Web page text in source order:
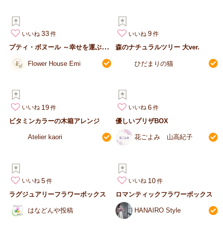
いいね 33
プ
ティ・ボヌール ～幸せを運ぶフラワーバトン～ ​
Flower House Emi
いいね 9
森のナチュラルツリー 大ver.
ひだまりの猫
いいね 19
ビタミンカラーの木箱アレンジ
Atelier kaori
いいね 6
優しいプリザBOX
花ごよみ 山高紀子
いいね 5
ラグジュアリーフラワーボックス
はなどんや投稿
いいね 10
ロマンティックフラワーボックス
HANAIRO Style